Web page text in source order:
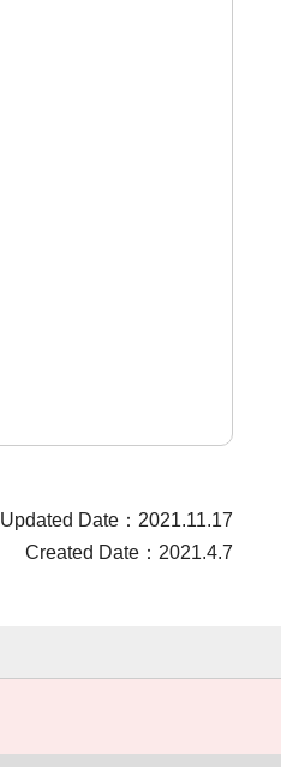
Updated Date：2021.11.17
Created Date：2021.4.7